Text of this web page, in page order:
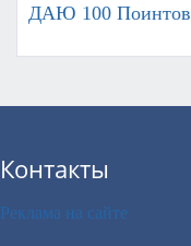
ДАЮ 100 Поинтов
Контакты
Реклама на сайте